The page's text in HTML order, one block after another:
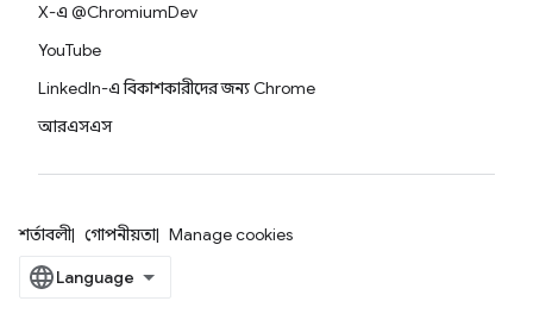
X-এ @ChromiumDev
YouTube
LinkedIn-এ বিকাশকারীদের জন্য Chrome
আরএসএস
শর্তাবলী গোপনীয়তা Manage cookies